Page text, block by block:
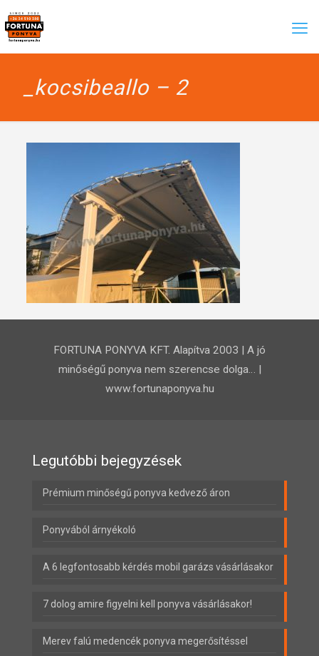
_kocsibeallo – 2
FORTUNA PONYVA KFT. Alapítva 2003 | A jó
minőségű ponyva nem szerencse dolga… |
www.fortunaponyva.hu
Legutóbbi bejegyzések
Prémium minőségű ponyva kedvező áron
Ponyvából árnyékoló
A 6 legfontosabb kérdés mobil garázs vásárlásakor
7 dolog amire figyelni kell ponyva vásárlásakor!
Merev falú medencék ponyva megerősítéssel